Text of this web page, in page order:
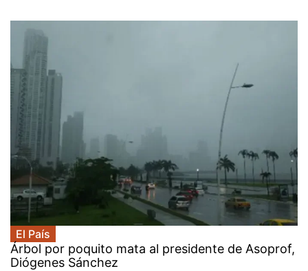
El País
Árbol por poquito mata al presidente de Asoprof,
Diógenes Sánchez